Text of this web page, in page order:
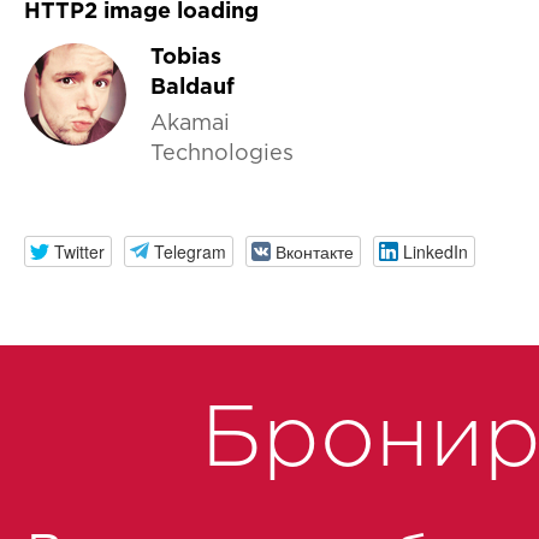
HTTP2 image loading
Tobias
Baldauf
Akamai
Technologies
Twitter Telegram Вконтакте LinkedIn